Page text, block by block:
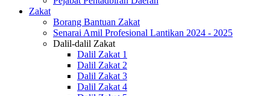
Zakat
Borang Bantuan Zakat
Senarai Amil Profesional Lantikan 2024 - 2025
Dalil-dalil Zakat
Dalil Zakat 1
Dalil Zakat 2
Dalil Zakat 3
Dalil Zakat 4